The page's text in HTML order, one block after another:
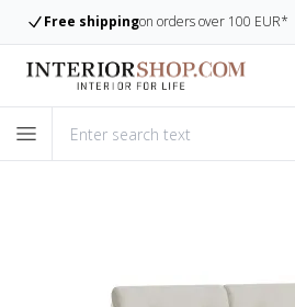
Free shippingon orders over 100 EUR*